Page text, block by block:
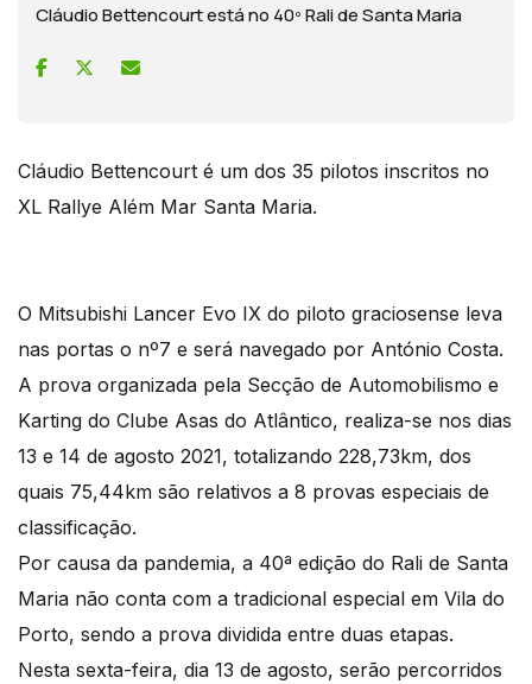
Cláudio Bettencourt está no 40º Rali de Santa Maria
Cláudio Bettencourt é um dos 35 pilotos inscritos no
XL Rallye Além Mar Santa Maria.
O Mitsubishi Lancer Evo IX do piloto graciosense leva
nas portas o nº7 e será navegado por António Costa.
A prova organizada pela Secção de Automobilismo e
Karting do Clube Asas do Atlântico, realiza-se nos dias
13 e 14 de agosto 2021, totalizando 228,73km, dos
quais 75,44km são relativos a 8 provas especiais de
classificação.
Por causa da pandemia, a 40ª edição do Rali de Santa
Maria não conta com a tradicional especial em Vila do
Porto, sendo a prova dividida entre duas etapas.
Nesta sexta-feira, dia 13 de agosto, serão percorridos